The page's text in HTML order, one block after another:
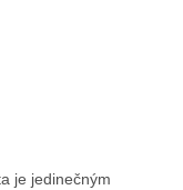
je jedinečným